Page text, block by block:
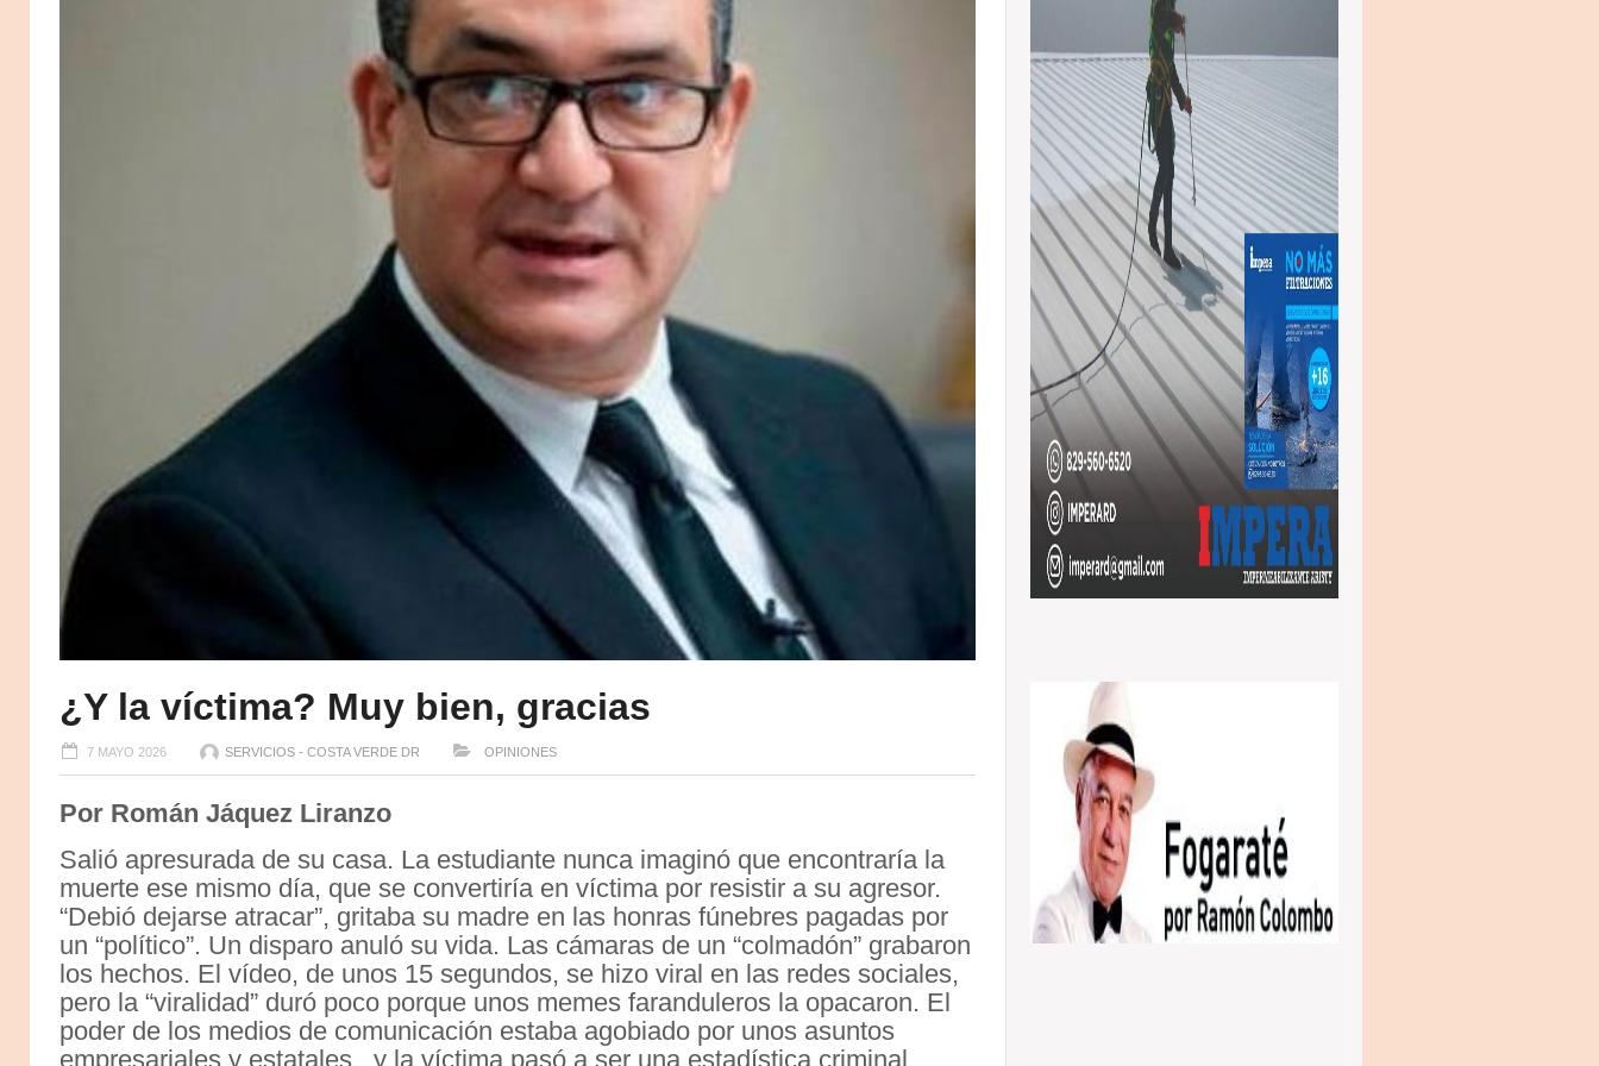
¿Y la víctima? Muy bien, gracias
7 MAYO 2026 SERVICIOS - COSTA VERDE DR OPINIONES
Por Román Jáquez Liranzo
Salió apresurada de su casa. La estudiante nunca imaginó que encontraría la
muerte ese mismo día, que se convertiría en víctima por resistir a su agresor.
“Debió dejarse atracar”, gritaba su madre en las honras fúnebres pagadas por
un “político”. Un disparo anuló su vida. Las cámaras de un “colmadón” grabaron
los hechos. El vídeo, de unos 15 segundos, se hizo viral en las redes sociales,
pero la “viralidad” duró poco porque unos memes faranduleros la opacaron. El
poder de los medios de comunicación estaba agobiado por unos asuntos
empresariales y estatales, y la víctima pasó a ser una estadística criminal.